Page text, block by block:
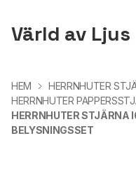
Värld av Ljus
HEM
HERRNHUTER
HERRNHUTER
HERRNHUTER STJÄRNA
BELYSNINGSSET